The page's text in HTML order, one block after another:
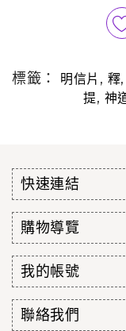
標籤： 明信片 , 釋,
提, 神
快速連結
購物導覽
我的帳號
聯絡我們